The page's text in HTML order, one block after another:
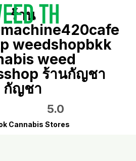
ร้าน
weedshopbkk
weed
ร้านกัญชา
กัญชา
5.0
Cannabis Stores